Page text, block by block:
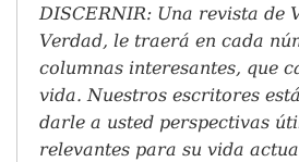
DISCERNIR: Una revista de
Verdad, le traerá en cada
columnas interesantes, que
vida. Nuestros escritores
darle a usted perspectivas
relevantes para su vida